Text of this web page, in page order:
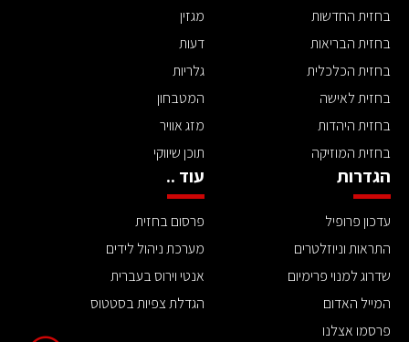
בחזית החדשות
בחזית הבריאות
בחזית הכלכלית
בחזית לאישה
בחזית היהדות
בחזית המוזיקה
מגזין
דעות
גלריות
המטבחון
מזג אוויר
תוכן שיווקי
הגדרות
עדכון פרופיל
התראות וניוזלטרים
שדרוג למנוי פרימיום
המייל האדום
פרסמו אצלנו
עוד ..
פרסום בחזית
מערכת ניהול לידים
אנטי וירוס בעברית
הגדלת צפיות בסטטוס